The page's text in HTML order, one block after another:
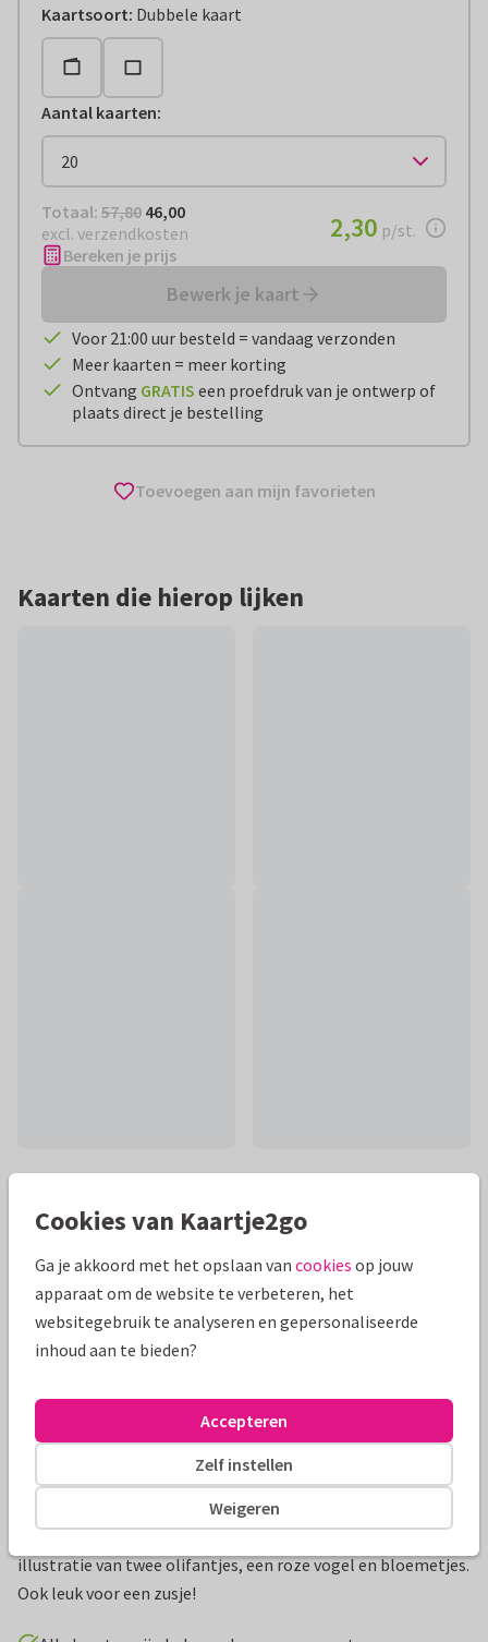
Kaartsoort: Dubbele kaart
Aantal kaarten:
Totaal: € 46,00
Totaal: 57,80 46,00
excl. verzendkosten
€ 2,30per stuk
2,30 p/st.
Bereken je prijs
Bewerk je kaart
Voor 21:00 uur besteld = vandaag verzonden
Meer kaarten = meer korting
Ontvang GRATIS een proefdruk van je ontwerp of
plaats direct je bestelling
Toevoegen aan mijn favorieten
Kaarten die hierop lijken
Mooie extra's bij je kaart
Productinformatie
Lief geboortekaartje voor een meisje met een waterverf
illustratie van twee olifantjes, een roze vogel en bloemetjes.
Ook leuk voor een zusje!
Cookies van Kaartje2go
Ga je akkoord met het opslaan van cookies op jouw
apparaat om de website te verbeteren, het
websitegebruik te analyseren en gepersonaliseerde
inhoud aan te bieden?
Weigeren
Zelf instellen
Accepteren